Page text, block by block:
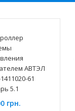
АВТЭЛ
61
5.1
грн.